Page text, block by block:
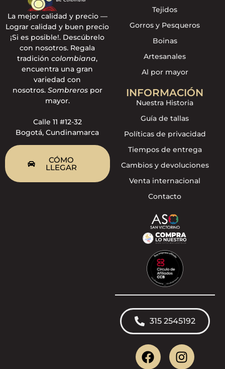
La mejor calidad y precio —
Lograr calidad y buen precio
¡Si es posible!. Descúbrelo
con nosotros. Regala
tradicióncolombiana,
encuentra una gran
variedad con
nosotros. Sombrerospor
mayor.
Calle 11 #12-32
Bogotá, Cundinamarca
CÓMO
LLEGAR
Tejidos
Gorros y Pesqueros
Boinas
Artesanales
Al por mayor
INFORMACIÓN
Nuestra Historia
Guía de tallas
Políticas de privacidad
Tiempos de entrega
Cambios y devoluciones
Venta internacional
Contacto
315 2545192